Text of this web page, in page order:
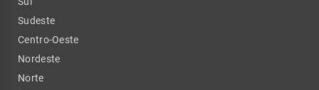
Sudeste
Centro-Oeste
Nordeste
Norte